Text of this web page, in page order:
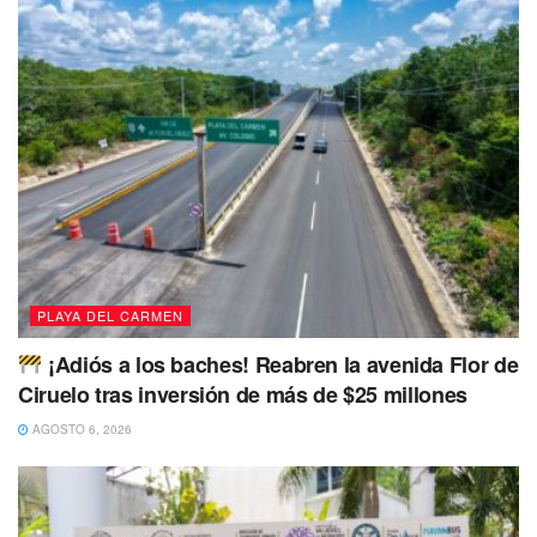
#EntérateMotociclistas se estrellaron contra
ventanas de cristal de una farmacia; ras el
impacto, las turistas resultaron lesionadas
con los pedazos de cristales.
https://t.co/0NSaGcHHT4#Comparte
pic.twitter.com/SpJifyhHkS
— playaaldia (@playaaldia)
September 6,
2022
“Llovía y cada vez que había lluvia se inundaba la planta
PLAYA DEL CARMEN
¡Adiós a los baches! Reabren la avenida Flor de
Ciruelo tras inversión de más de $25 millones
AGOSTO 6, 2026